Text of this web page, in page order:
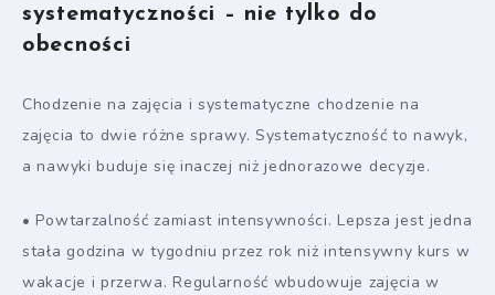
systematyczności – nie tylko do
obecności
Chodzenie na zajęcia i systematyczne chodzenie na
zajęcia to dwie różne sprawy. Systematyczność to nawyk,
a nawyki buduje się inaczej niż jednorazowe decyzje.
• Powtarzalność zamiast intensywności. Lepsza jest jedna
stała godzina w tygodniu przez rok niż intensywny kurs w
wakacje i przerwa. Regularność wbudowuje zajęcia w